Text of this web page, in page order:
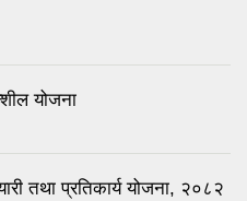
योजना
तथा प्रतिकार्य योजना, २०८२